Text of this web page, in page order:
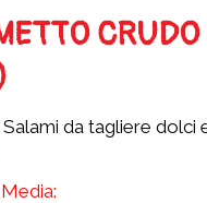
Salami da tagliere dolci